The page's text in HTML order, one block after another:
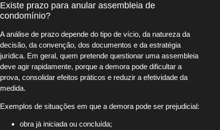
Existe prazo para anular assembleia de
condomínio?
A análise de prazo depende do tipo de vício, da natureza da
decisão, da convenção, dos documentos e da estratégia
jurídica. Em geral, quem pretende questionar uma assembleia
deve agir rapidamente, porque a demora pode dificultar a
prova, consolidar efeitos práticos e reduzir a efetividade da
medida.
Exemplos de situações em que a demora pode ser prejudicial:
obra já iniciada ou concluída;